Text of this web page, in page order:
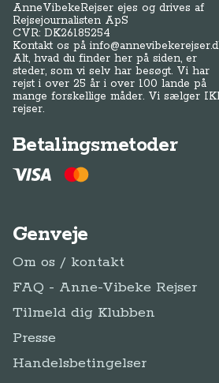
AnneVibekeRejser ejes og drives af
Rejsejournalisten ApS
CVR: DK26185254
Kontakt os på
Alt, hvad du finder her på siden, er
steder, som vi selv har besøgt. Vi har
rejst i over 25 år i over 100 lande på
mange forskellige måder. Vi sælger
rejser.
Betalingsmetoder
Genveje
Om os / kontakt
FAQ - Anne-Vibeke Rejser
Tilmeld dig Klubben
Presse
Handelsbetingelser